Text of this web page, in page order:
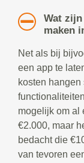
Wat
maken
Net als bij
een app te
kosten
mogelijk om al
€2.000, maar
bedacht die
van tevoren